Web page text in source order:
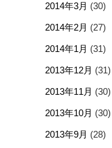
2014年3月 (30)
2014年2月 (27)
2014年1月 (31)
2013年12月 (31)
2013年11月 (30)
2013年10月 (30)
2013年9月 (28)